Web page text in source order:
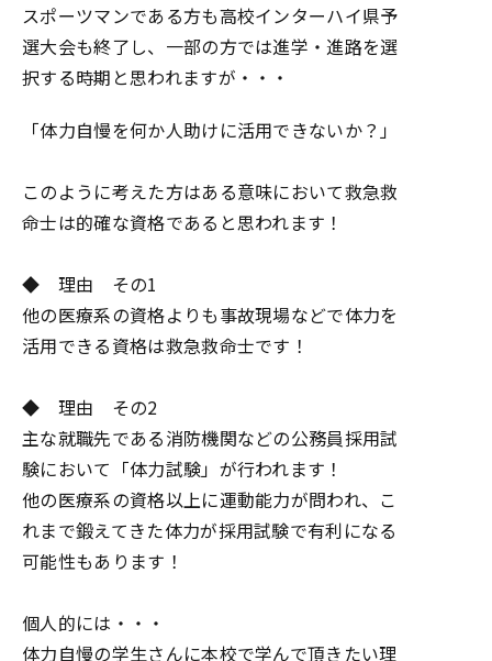
スポーツマンである方も高校インターハイ県予
選大会も終了し、一部の方では進学・進路を選
択する時期と思われますが・・・
「体力自慢を何か人助けに活用できないか？」
このように考えた方はある意味において救急救
命士は的確な資格であると思われます！
◆ 理由 その1
他の医療系の資格よりも事故現場などで体力を
活用できる資格は救急救命士です！
◆ 理由 その2
主な就職先である消防機関などの公務員採用試
験において「体力試験」が行われます！
他の医療系の資格以上に運動能力が問われ、こ
れまで鍛えてきた体力が採用試験で有利になる
可能性もあります！
個人的には・・・
体力自慢の学生さんに本校で学んで頂きたい理